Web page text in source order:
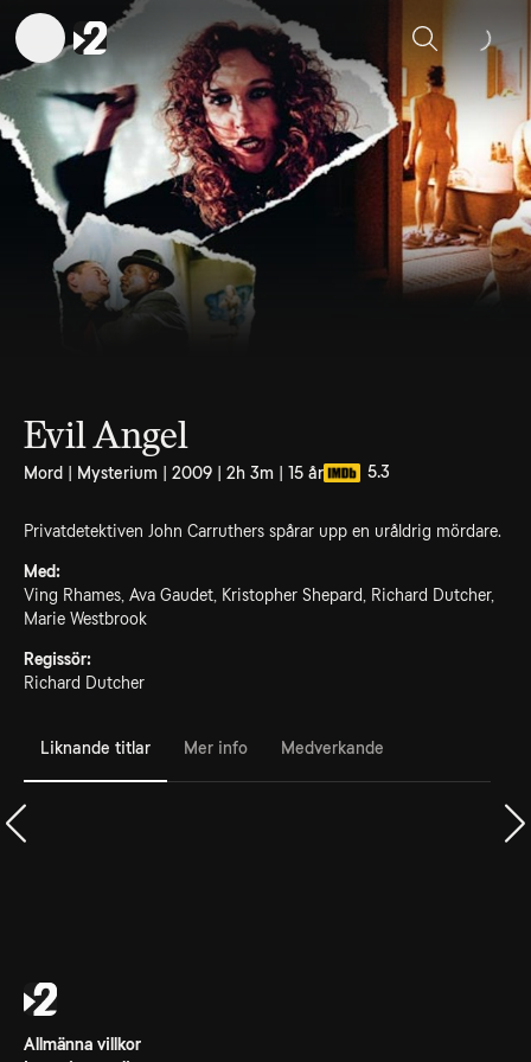
Sök
Evil Angel
Mord | Mysterium | 2009 | 2h 3m | 15 år 5.3
Privatdetektiven John Carruthers spårar upp en uråldrig mördare.
Med:
Ving Rhames, Ava Gaudet, Kristopher Shepard, Richard Dutcher,
Marie Westbrook
Regissör:
Richard Dutcher
Liknande titlar Mer info Medverkande
Allmänna villkor